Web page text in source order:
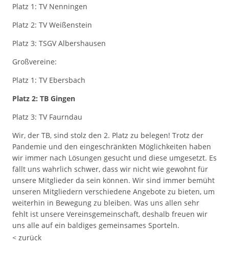
Platz 1: TV Nenningen
Platz 2: TV Weißenstein
Platz 3: TSGV Albershausen
Großvereine:
Platz 1: TV Ebersbach
Platz 2: TB Gingen
Platz 3: TV Faurndau
Wir, der TB, sind stolz den 2. Platz zu belegen! Trotz der
Pandemie und den eingeschränkten Möglichkeiten haben
wir immer nach Lösungen gesucht und diese umgesetzt. Es
fällt uns wahrlich schwer, dass wir nicht wie gewohnt für
unsere Mitglieder da sein können. Wir sind immer bemüht
unseren Mitgliedern verschiedene Angebote zu bieten, um
weiterhin in Bewegung zu bleiben. Was uns allen sehr
fehlt ist unsere Vereinsgemeinschaft, deshalb freuen wir
uns alle auf ein baldiges gemeinsames Sporteln.
< zurück